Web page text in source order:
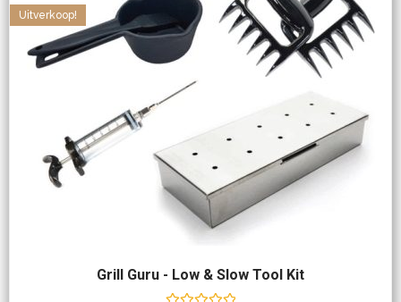
Grill Guru - Low & Slow Tool Kit
Uitverkoop!